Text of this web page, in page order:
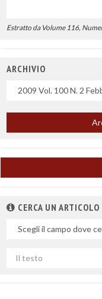
Estratto da Volume 116,
ARCHIVIO
Uscite
CERCA UN ARTICOLO
Nel
Cerca